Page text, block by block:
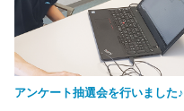
アンケート抽選会を行いました♪